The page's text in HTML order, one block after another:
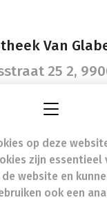
Van
25 2,
(BTW nr.)
Apotheker
op deze
zijn essentieel
website en
ook een